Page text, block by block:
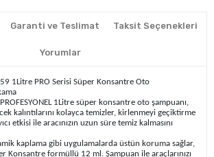
Garanti ve Teslimat Taksit Seçenekleri
Yorumlar
1Litre PRO Serisi Süper Konsantre Oto
1Litre süper konsantre oto şampuanı,
kalıntılarını kolayca temizler, kirlenmeyi geçiktirme
etkisi ile aracınızın uzun süre temiz kalmasını
kaplama gibi uygulamalarda üstün koruma sağlar,
Konsantre formüllü 12 ml. Şampuan ile araçlarınızı